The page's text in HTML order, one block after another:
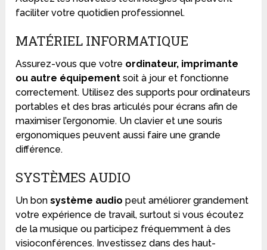
faciliter votre quotidien professionnel.
MATÉRIEL INFORMATIQUE
Assurez-vous que votre ordinateur, imprimante
ou autre équipement soit à jour et fonctionne
correctement. Utilisez des supports pour ordinateurs
portables et des bras articulés pour écrans afin de
maximiser l’ergonomie. Un clavier et une souris
ergonomiques peuvent aussi faire une grande
différence.
SYSTÈMES AUDIO
Un bonsystème audio peut améliorer grandement
votre expérience de travail, surtout si vous écoutez
de la musique ou participez fréquemment à des
visioconférences. Investissez dans des haut-